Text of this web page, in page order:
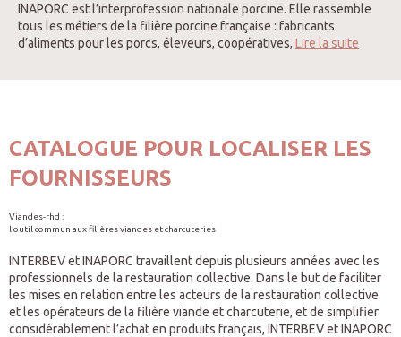
INAPORC est l’interprofession nationale porcine. Elle rassemble
tous les métiers de la filière porcine française : fabricants
d’aliments pour les porcs, éleveurs, coopératives, Lire la suite
CATALOGUE POUR LOCALISER LES
FOURNISSEURS
Viandes-rhd :
l’outil commun aux filières viandes et charcuteries
INTERBEV et INAPORC travaillent depuis plusieurs années avec les
professionnels de la restauration collective. Dans le but de faciliter
les mises en relation entre les acteurs de la restauration collective
et les opérateurs de la filière viande et charcuterie, et de simplifier
considérablement l’achat en produits français, INTERBEV et INAPORC